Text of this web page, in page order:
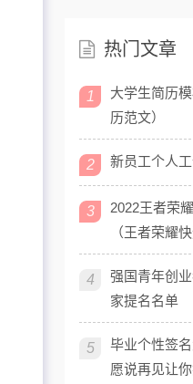
热门文章
1
大学生简历
历范文）
2 新员工个人
3
2022王者荣
（王者荣耀
4
强国青年创
家提名名单
5
毕业个性签
愿说再见让